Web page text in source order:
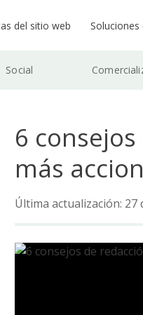
del sitio web
Social
6
más
Última actualización: 27